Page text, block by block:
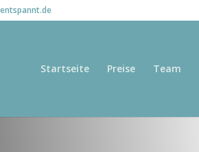
Startseite Preise Team